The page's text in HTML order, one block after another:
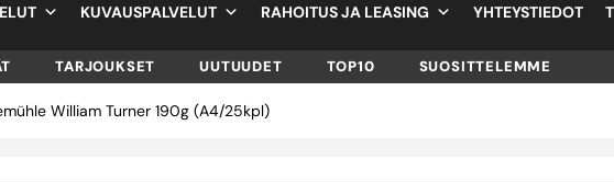
KUVAUSPALVELUT RAHOITUS JA LEASING YHTEYSTIEDOT
TARJOUKSET UUTUUDET TOP10 SUOSITTELEMME
William Turner 190g (A4/25kpl)